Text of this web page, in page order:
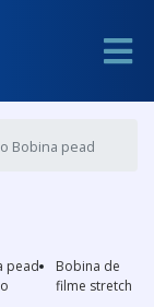
Bobina pead
pead
Bobina de
filme stretch